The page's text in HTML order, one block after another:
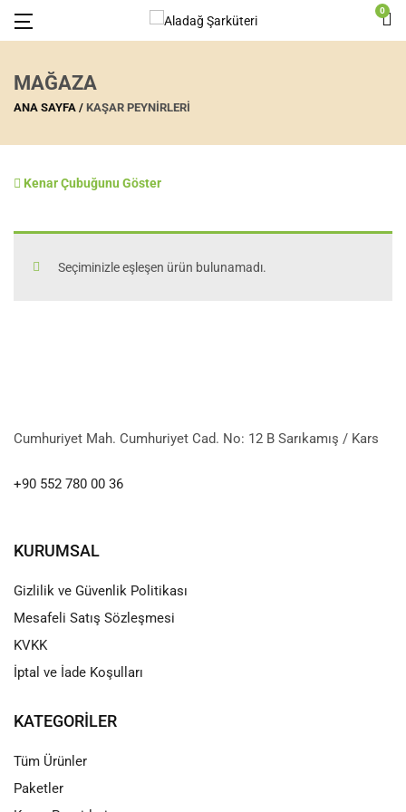
0
MAĞAZA
ANA SAYFA KAŞAR PEYNIRLERI
Kenar Çubuğunu Göster
Seçiminizle eşleşen ürün bulunamadı.
Cumhuriyet Mah. Cumhuriyet Cad. No: 12 B Sarıkamış / Kars
+90 552 780 00 36
KURUMSAL
Gizlilik ve Güvenlik Politikası
Mesafeli Satış Sözleşmesi
KVKK
İptal ve İade Koşulları
KATEGORILER
Tüm Ürünler
Paketler